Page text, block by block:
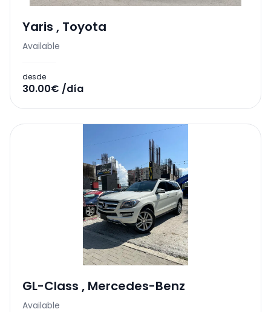
Yaris , Toyota
Available
desde
30.00€ /día
GL-Class , Mercedes-Benz
Available